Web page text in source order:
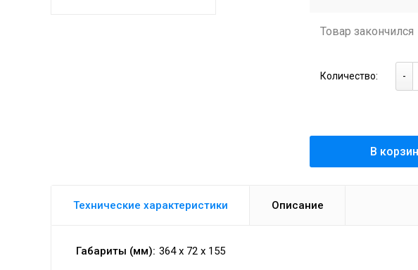
Товар закончился
Количество: -
В
Технические характеристики Описание
Габариты (мм): 364 x 72 x 155